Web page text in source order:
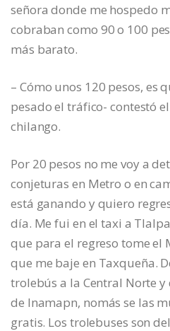
señora donde me hospedo
cobraban como 90 o 100
más barato.
– Cómo unos 120 pesos, es
pesado el tráfico- contestó
chilango.
Por 20 pesos no me voy a
conjeturas en Metro o en
está ganando y quiero
día. Me fui en el taxi a
que para el regreso tome el
que me baje en Taxqueña.
trolebús a la Central Norte
de Inamapn, nomás se las
gratis. Los trolebuses son